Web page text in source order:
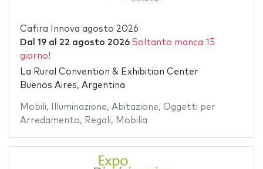
Cafira Innova agosto 2026
Dal 19al 22 agosto 2026 Soltanto manca 15
giorno!
La Rural Convention & Exhibition Center
Buenos Aires, Argentina
Mobili, Illuminazione, Abitazione, Oggetti per
Arredamento, Regali, Mobilia